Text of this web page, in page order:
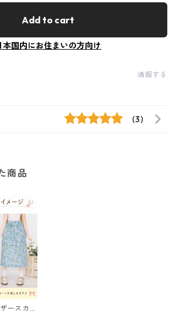
Add to cart
本国内にお住まいの方向け
通報する
(3)
商品
ースカー
ィット